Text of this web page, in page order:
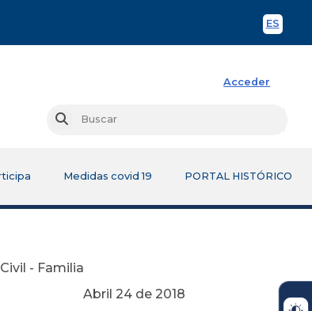
ES
Acceder
Buscar
Medidas covid 19 PORTAL HISTÓRICO
- Familia
Abril 24 de 2018